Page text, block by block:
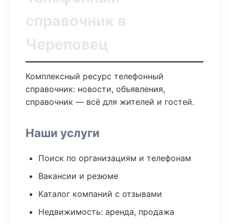
справочник в
Череповец
Комплексный ресурс телефонный
справочник: новости, объявления,
справочник — всё для жителей и гостей.
Наши услуги
Поиск по организациям и телефонам
Вакансии и резюме
Каталог компаний с отзывами
Недвижимость: аренда, продажа